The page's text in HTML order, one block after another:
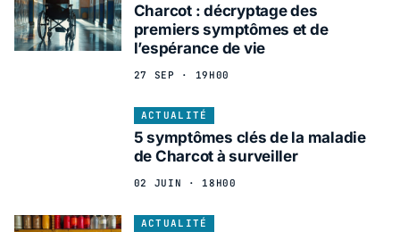
Charcot : décryptage des
premiers symptômes et de
l’espérance de vie
27 SEP · 19H00
ACTUALITÉ
5 symptômes clés de la maladie
de Charcot à surveiller
02 JUIN · 18H00
ACTUALITÉ